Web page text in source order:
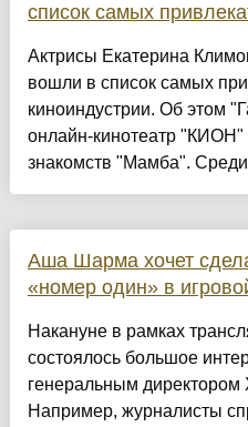
список самых
Актрисы Екатерина
вошли в список самых
киноиндустрии. Об этом
онлайн-кинотеатр
знакомств "Мамба". Среди
Аша Шарма хочет
«номер один» в
Накануне в рамках
состоялось большое
генеральным
Например, журналисты